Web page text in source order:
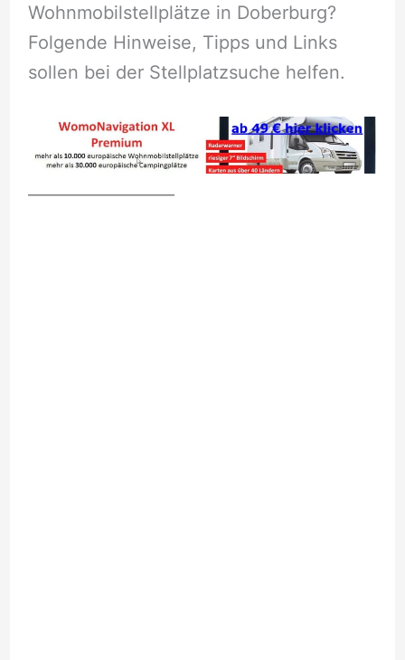
Wohnmobilstellplätze in Doberburg?
Folgende Hinweise, Tipps und Links
sollen bei der Stellplatzsuche helfen.